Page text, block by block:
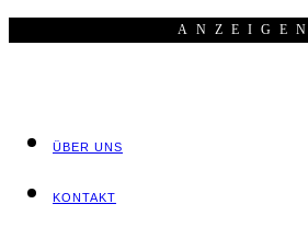
ANZEI­GEN
ÜBER UNS
KON­TAKT